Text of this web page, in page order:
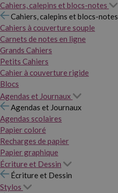
Cahiers, calepins et blocs-notes
Cahiers, calepins et blocs-notes
Cahiers à couverture souple
Carnets de notes en ligne
Grands Cahiers
Petits Cahiers
Cahier à couverture rigide
Blocs
Agendas et Journaux
Agendas et Journaux
Agendas scolaires
Papier coloré
Recharges de papier
Papier graphique
Écriture et Dessin
Écriture et Dessin
Stylos